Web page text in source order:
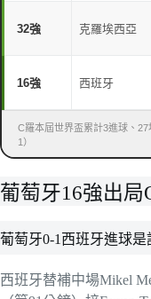
32強 克羅埃西亞
16強 西班牙
C羅本屆世界盃累計3進球、
1）
葡萄牙16強出局
葡萄牙0-1西班牙進球是
西班牙替補中場Mikel